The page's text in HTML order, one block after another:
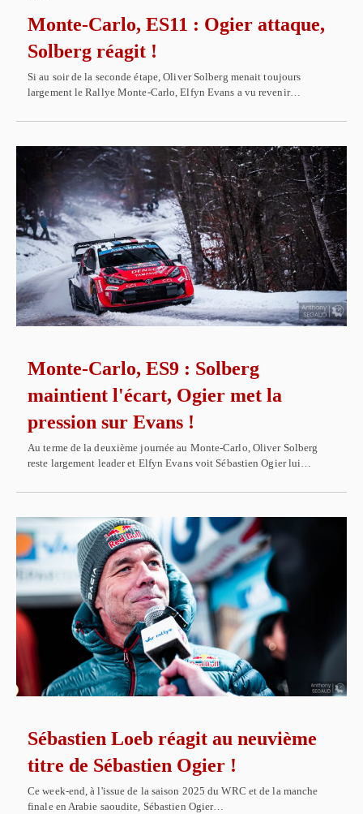
Monte-Carlo, ES11 : Ogier attaque,
Solberg réagit !
Si au soir de la seconde étape, Oliver Solberg menait toujours
largement le Rallye Monte-Carlo, Elfyn Evans a vu revenir…
Monte-Carlo, ES9 : Solberg
maintient l'écart, Ogier met la
pression sur Evans !
Au terme de la deuxième journée au Monte-Carlo, Oliver Solberg
reste largement leader et Elfyn Evans voit Sébastien Ogier lui…
Sébastien Loeb réagit au neuvième
titre de Sébastien Ogier !
Ce week-end, à l'issue de la saison 2025 du WRC et de la manche
finale en Arabie saoudite, Sébastien Ogier…